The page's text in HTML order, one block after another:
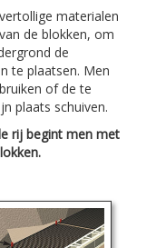
materialen
de blokken, om
de
te plaatsen. Men
of de te
plaats schuiven.
rij begint men met